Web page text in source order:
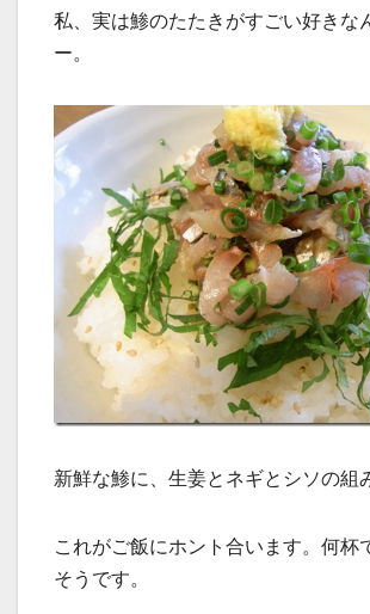
私、実は鯵のたたきがすごい好きな
ー。
新鮮な鯵に、生姜とネギとシソの組
これがご飯にホント合います。何杯
そうです。